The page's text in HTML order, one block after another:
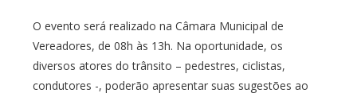
O evento será realizado na Câmara Municipal de
Vereadores, de 08h às 13h. Na oportunidade, os
diversos atores do trânsito – pedestres, ciclistas,
condutores -, poderão apresentar suas sugestões ao